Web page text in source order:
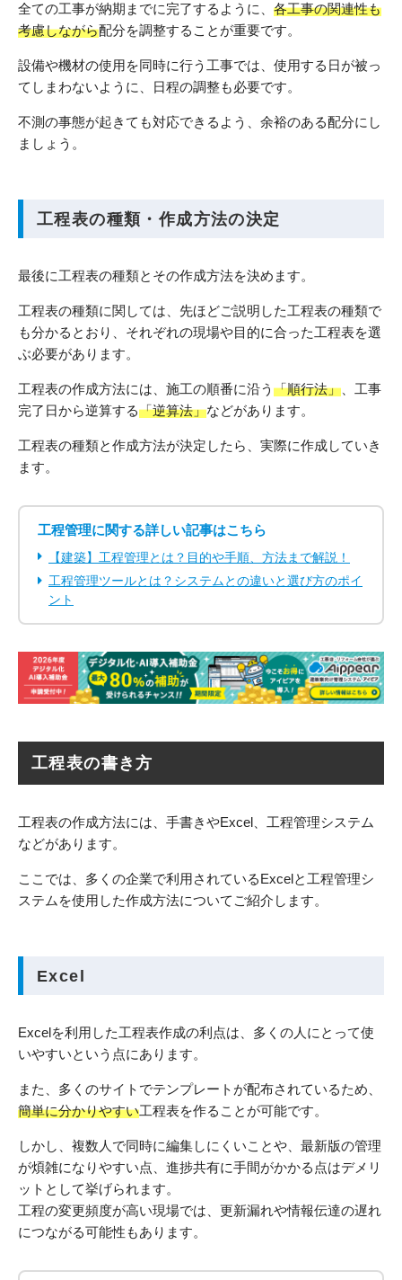
全ての工事が納期までに完了するように、 各工事の関連性も
考慮しながら配分を調整することが重要です。
設備や機材の使用を同時に行う工事では、使用する日が被っ
てしまわないように、日程の調整も必要です。
不測の事態が起きても対応できるよう、余裕のある配分にし
ましょう。
工程表の種類・作成方法の決定
最後に工程表の種類とその作成方法を決めます。
工程表の種類に関しては、先ほどご説明した工程表の種類で
も分かるとおり、それぞれの現場や目的に合った工程表を選
ぶ必要があります。
工程表の作成方法には、施工の順番に沿う 「順行法」 、工事
完了日から逆算する「逆算法」などがあります。
工程表の種類と作成方法が決定したら、実際に作成していき
ます。
工程管理に関する詳しい記事はこちら
【建築】工程管理とは？目的や手順、方法まで解説！
工程管理ツールとは？システムとの違いと選び方のポイ
ント
工程表の書き方
工程表の作成方法には、手書きやExcel、工程管理システム
などがあります。
ここでは、多くの企業で利用されているExcelと工程管理シ
ステムを使用した作成方法についてご紹介します。
Excel
Excelを利用した工程表作成の利点は、多くの人にとって使
いやすいという点にあります。
また、多くのサイトでテンプレートが配布されているため、
簡単に分かりやすい工程表を作ることが可能です。
しかし、複数人で同時に編集しにくいことや、最新版の管理
が煩雑になりやすい点、進捗共有に手間がかかる点はデメリ
ットとして挙げられます。
工程の変更頻度が高い現場では、更新漏れや情報伝達の遅れ
につながる可能性もあります。